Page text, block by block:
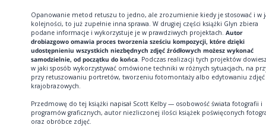
Opanowanie metod retuszu to jedno, ale zrozumienie kiedy je stosować i w
kolejności, to już zupełnie inna sprawa. W drugiej części książki Glyn zbiera
podane informacje i wykorzystuje je w prawdziwych projektach. Autor
drobiazgowo omawia proces tworzenia sześciu kompozycji, które dzięki
udostępnieniu wszystkich niezbędnych zdjęć źródłowych możesz wykonać
samodzielnie, od początku do końca . Podczas realizacji tych projektów
w jaki sposób wykorzystywać omówione techniki w różnych sytuacjach, na
przy retuszowaniu portretów, tworzeniu fotomontaży albo edytowaniu zdjęć
krajobrazowych.
Przedmowę do tej książki napisał Scott Kelby — osobowość świata fotografii i
programów graficznych, autor niezliczonej ilości książek poświęconych
oraz obróbce zdjęć.